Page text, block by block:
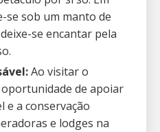
se sob um manto de
se encantar pela
Ao visitar o
de apoiar
e a conservação
e lodges na